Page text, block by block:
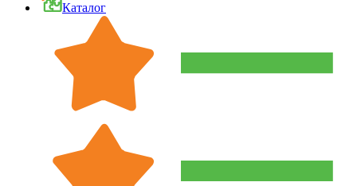
Каталог